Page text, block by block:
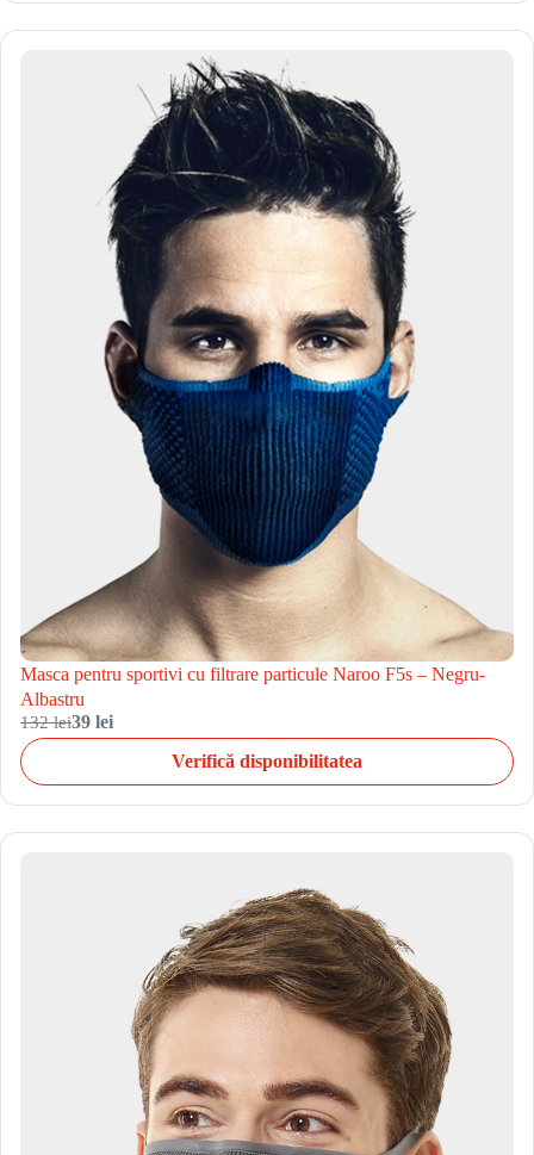
Masca pentru sportivi cu filtrare particule Naroo F5s – Negru-
Albastru
132 lei39 lei
Verifică disponibilitatea